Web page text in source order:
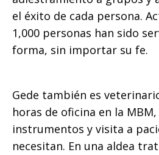
el éxito de cada persona.
1,000 personas han sido
forma, sin importar su fe.
Gede también es
horas de oficina en la
instrumentos y visita a
necesitan. En una aldea